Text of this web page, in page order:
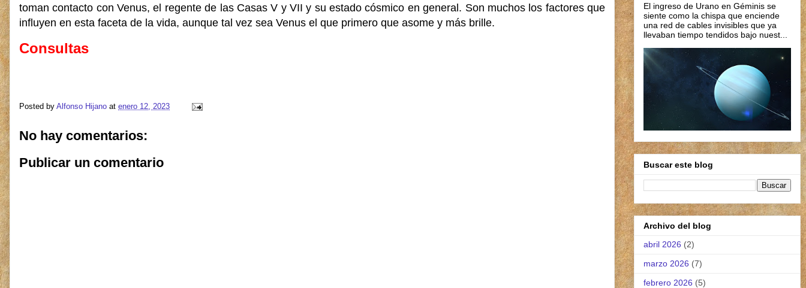
toman contacto con Venus, el regente de las Casas V y VII y su estado cósmico en general. Son muchos los factores que
influyen en esta faceta de la vida, aunque tal vez sea Venus el que primero que asome y más brille.
Consultas
Posted by Alfonso Hijano at enero 12, 2023
No hay comentarios:
Publicar un comentario
El ingreso de Urano en Géminis se
siente como la chispa que enciende
una red de cables invisibles que ya
llevaban tiempo tendidos bajo nuest...
Buscar este blog
Archivo del blog
abril 2026 (2)
marzo 2026 (7)
febrero 2026 (5)